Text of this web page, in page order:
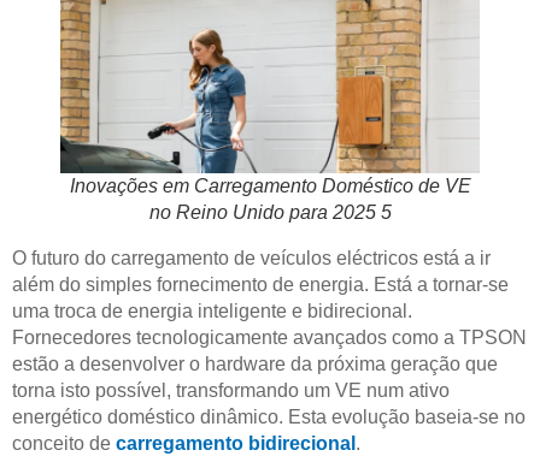
Inovações em Carregamento Doméstico de VE
no Reino Unido para 2025 5
O futuro do carregamento de veículos eléctricos está a ir
além do simples fornecimento de energia. Está a tornar-se
uma troca de energia inteligente e bidirecional.
Fornecedores tecnologicamente avançados como a TPSON
estão a desenvolver o hardware da próxima geração que
torna isto possível, transformando um VE num ativo
energético doméstico dinâmico. Esta evolução baseia-se no
conceito de carregamento bidirecional .